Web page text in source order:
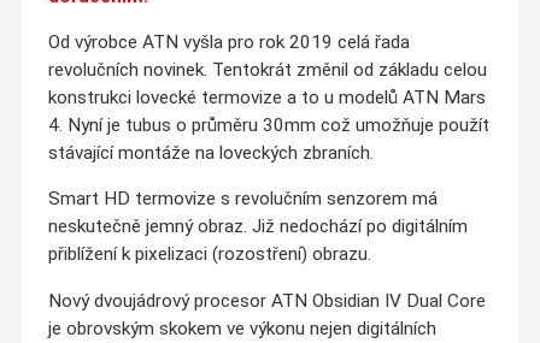
Od výrobce ATN vyšla pro rok 2019 celá řada
revolučních novinek. Tentokrát změnil od základu celou
konstrukci lovecké termovize a to u modelů ATN Mars
4. Nyní je tubus o průměru 30mm což umožňuje použít
stávající montáže na loveckých zbraních.
Smart HD termovize s revolučním senzorem má
neskutečně jemný obraz. Již nedochází po digitálním
přiblížení k pixelizaci (rozostření) obrazu.
Nový dvoujádrový procesor ATN Obsidian IV Dual Core
je obrovským skokem ve výkonu nejen digitálních